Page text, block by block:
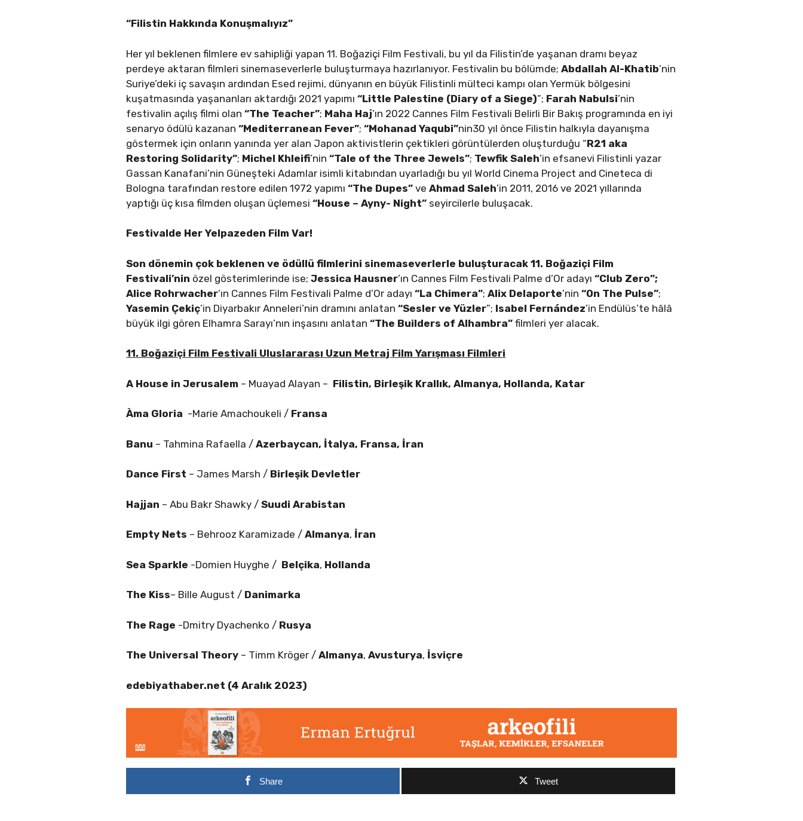
“Filistin Hakkında Konuşmalıyız”
Her yıl beklenen filmlere ev sahipliği yapan 11. Boğaziçi Film Festivali, bu yıl da Filistin’de yaşanan dramı beyaz
perdeye aktaran filmleri sinemaseverlerle buluşturmaya hazırlanıyor. Festivalin bu bölümde;Abdallah Al-Khatib’nin
Suriye’deki iç savaşın ardından Esed rejimi, dünyanın en büyük Filistinli mülteci kampı olan Yermük bölgesini
kuşatmasında yaşananları aktardığı 2021 yapımı“Little Palestine (Diary of a Siege)”; Farah Nabulsi’nin
festivalin açılış filmi olan“The Teacher”; Maha Haj’ın 2022 Cannes Film Festivali Belirli Bir Bakış programında en iyi
senaryo ödülü kazanan“Mediterranean Fever”;“Mohanad Yaqubi”nin30 yıl önce Filistin halkıyla dayanışma
göstermek için onların yanında yer alan Japon aktivistlerin çektikleri görüntülerden oluşturduğu “R21 aka
Restoring Solidarity”; Michel Khleifi’nin“Tale of the Three Jewels”; Tewfik Saleh’in efsanevi Filistinli yazar
Gassan Kanafani’nin Güneşteki Adamlar isimli kitabından uyarladığı bu yıl World Cinema Project and Cineteca di
Bologna tarafından restore edilen 1972 yapımı“The Dupes”veAhmad Saleh’in 2011, 2016 ve 2021 yıllarında
yaptığı üç kısa filmden oluşan üçlemesi“House – Ayny- Night” seyircilerle buluşacak.
Festivalde Her Yelpazeden Film Var!
Son dönemin çok beklenen ve ödüllü filmlerini sinemaseverlerle buluşturacak 11. Boğaziçi Film
Festivali’nin özel gösterimlerinde ise;Jessica Hausner’ın Cannes Film Festivali Palme d’Or adayı“Club Zero”;
Alice Rohrwacher’ın Cannes Film Festivali Palme d’Or adayı “La Chimera”;Alix Delaporte’nin“On The Pulse”;
Yasemin Çekiç’in Diyarbakır Anneleri’nin dramını anlatan“Sesler ve Yüzler”; Isabel Fernández’in Endülüs’te hâlâ
büyük ilgi gören Elhamra Sarayı’nın inşasını anlatan“The Builders of Alhambra” filmleri yer alacak.
11. Boğaziçi Film Festivali Uluslararası Uzun Metraj Film Yarışması Filmleri
A House in Jerusalem – Muayad Alayan – Filistin, Birleşik Krallık, Almanya, Hollanda, Katar
Àma Gloria -Marie Amachoukeli / Fransa
Banu – Tahmina Rafaella /Azerbaycan, İtalya, Fransa, İran
Dance First – James Marsh / Birleşik Devletler
Hajjan – Abu Bakr Shawky /Suudi Arabistan
Empty Nets – Behrooz Karamizade /Almanya, İran
Sea Sparkle -Domien Huyghe / Belçika, Hollanda
The Kiss– Bille August / Danimarka
The Rage -Dmitry Dyachenko / Rusya
The Universal Theory – Timm Kröger /Almanya,Avusturya, İsviçre
edebiyathaber.net (4 Aralık 2023)
Share Tweet